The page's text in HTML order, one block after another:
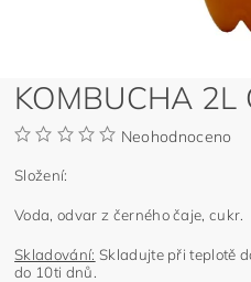
KOMBUCHA 2L
Neohodnoceno
Složení:
Voda, odvar z černého čaje, cukr.
Skladování: Skladujte při teplotě
do 10ti dnů.